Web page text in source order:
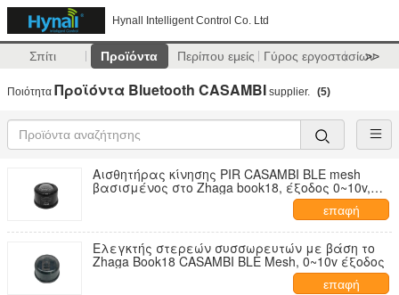
Hynall Intelligent Control Co. Ltd
Σπίτι Προϊόντα Περίπου εμείς Γύρος εργοστασίων
>>
Ποιότητα Προϊόντα Bluetooth CASAMBI supplier. (5)
Αισθητήρας κίνησης PIR CASAMBI BLE mesh
βασισμένος στο Zhaga book18, έξοδος 0~10v,
εμβέλεια ανίχνευσης highbay, με λειτουργία
επαφή
Ελεγκτής στερεών συσσωρευτών με βάση το
Zhaga Book18 CASAMBI BLE Mesh, 0~10v έξοδος
επαφή